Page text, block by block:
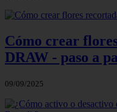
Cómo crear
DRAW - paso a
09/09/2025